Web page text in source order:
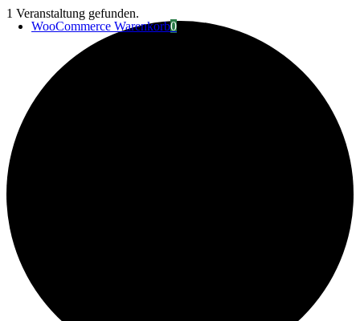
Zum
InhaltWooCommerce Warenkorb0
1 Veranstaltung gefunden.